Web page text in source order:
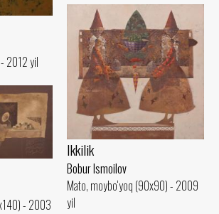
2012 yil
Ikkilik
Bobur Ismoilov
Mato, moybo‘yoq (90x90) - 2009
yil
- 2003